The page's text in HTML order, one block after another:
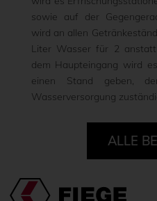
sowie auf der
wird an allen
Liter Wasser für 2
dem Haupteingang wird
einen Stand geben,
Wasserversorgung
ALLE